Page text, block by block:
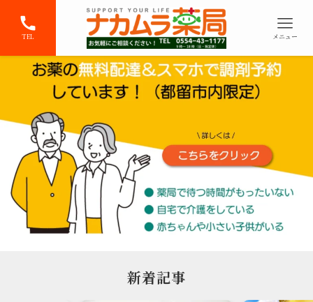
TEL メニュー
新着記事